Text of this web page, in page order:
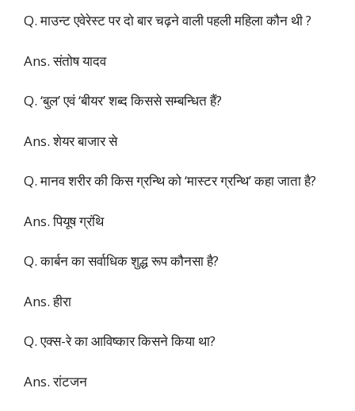
Q. माउन्ट एवेरेस्ट पर दो बार चढ़ने वाली पहली महिला कौन थी ?
Ans. संतोष यादव
Q. ‘बुल’ एवं ‘बीयर’ शब्द किससे सम्बन्धित हैं?
Ans. शेयर बाजार से
Q. मानव शरीर की किस ग्रन्थि को ‘मास्टर ग्रन्थि’ कहा जाता है?
Ans. पियूष ग्रंथि
Q. कार्बन का सर्वाधिक शुद्ध रूप कौनसा है?
Ans. हीरा
Q. एक्स-रे का आविष्कार किसने किया था?
Ans. रांटजन